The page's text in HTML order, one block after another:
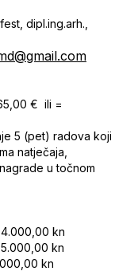
dipl.ing.arh.,
€ ili =
5 (pet) radova koji
natječaja,
u točnom
kn
kn
kn